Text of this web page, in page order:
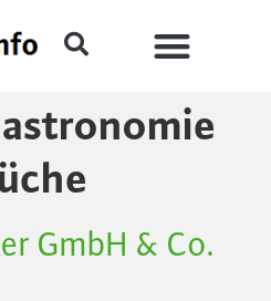
GmbH & Co.